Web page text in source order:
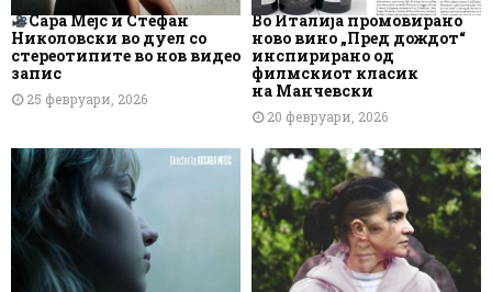
Сара Мејс и Стефан
Николовски во дуел со
стереотипите во нов видео
запис
25 февруари, 2026
Во Италија промовирано
ново вино „Пред дождот“
инспирирано од
филмскиот класик
на Манчевски
20 февруари, 2026